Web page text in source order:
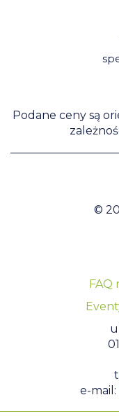
Podane ceny są
©
FAQ
e-mail: